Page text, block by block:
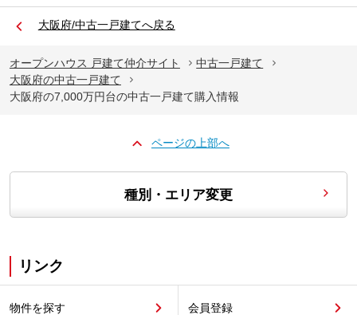
大阪府/中古一戸建てへ戻る
オープンハウス 戸建て仲介サイト
中古一戸建て
大阪府の中古一戸建て
大阪府の7,000万円台の中古一戸建て購入情報
ページの上部へ
種別・エリア変更
リンク
物件を探す 会員登録